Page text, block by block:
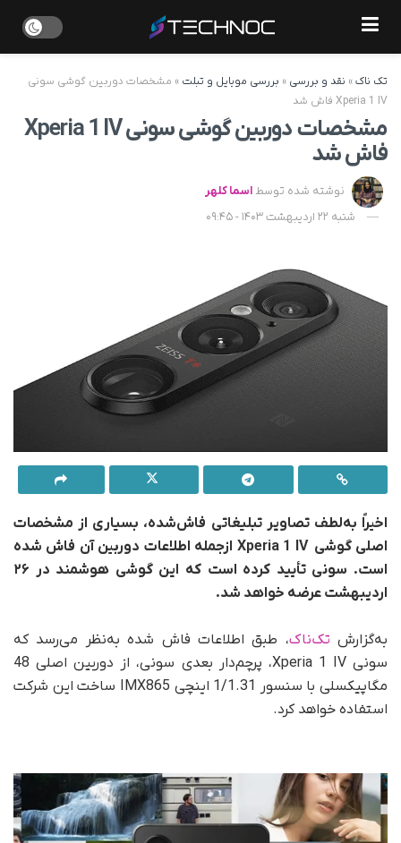
تک ناک» نقد و بررسی » بررسی موبایل و تبلت » مشخصات دوربین گوشی سونی
Xperia 1 IV فاش شد
مشخصات دوربین گوشی سونی Xperia 1 IV
فاش شد
نوشته شده توسط اسما کلهر
شنبه 22 اردیبهشت 1403 - 09:45
اخیراً به‌لطف تصاویر تبلیغاتی فاش‌شده، بسیاری از مشخصات
اصلی گوشی Xperia 1 IV از‌جمله اطلاعات دوربین آن فاش شده
است. سونی تأیید کرده است که این گوشی هوشمند در ۲۶
اردیبهشت عرضه خواهد شد.
به‌گزارش تک‌ناک، طبق اطلاعات فاش شده به‌نظر می‌رسد که
سونی Xperia 1 IV، پرچم‌دار بعدی سونی، از دوربین اصلی 48
مگاپیکسلی با سنسور 1/1.31 اینچی IMX865 ساخت این شرکت
استفاده خواهد کرد.